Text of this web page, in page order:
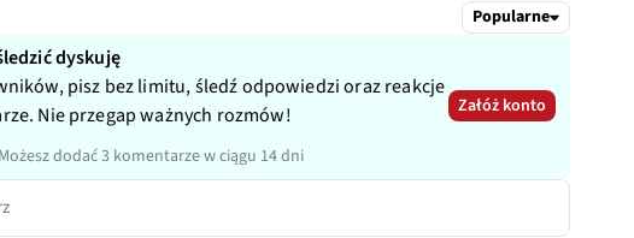
Popularne
dyskuję
pisz bez limitu, śledź odpowiedzi oraz reakcje
Nie przegap ważnych rozmów!
Możesz dodać 3 komentarze w ciągu 14 dni
Załóż konto